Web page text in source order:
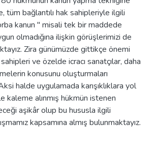
tüm bağlantılı hak sahipleriyle ilgili
kanun " misali tek bir maddede
olmadığına ilişkin görüşlerimizi de
Zira günümüzde gittikçe önemi
ve özelde icracı sanatçılar, daha
konusunu oluşturmaları
halde uygulamada karışıklıklara yol
kaleme alınmış hükmün istenen
aşikâr olup bu hususla ilgili
kapsamına almış bulunmaktayız.